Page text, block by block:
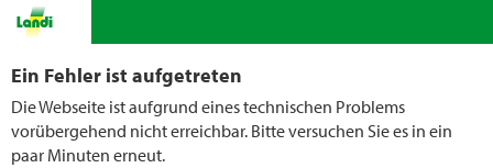
Ein Fehler ist aufgetreten
Die Webseite ist aufgrund eines technischen Problems
vorübergehend nicht erreichbar. Bitte versuchen Sie es in ein
paar Minuten erneut.